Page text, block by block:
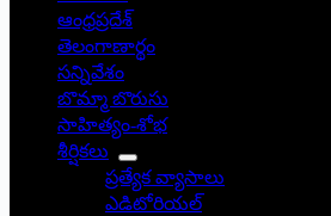
ఆంధ్రప్రదేశ్
తెలంగాణార్థం
సన్నివేశం
బొమ్మా బొరుసు
సాహిత్యం-శోభ
శీర్షికలు
ప్రత్యేక వ్యాసాలు
ఎడిటోరియల్